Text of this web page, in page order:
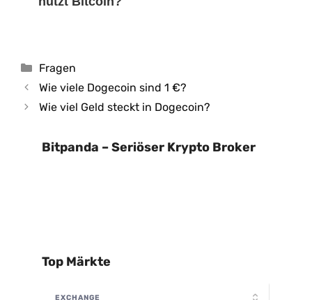
Kategorien
Fragen
Wie viele Dogecoin sind 1 €?
Wie viel Geld steckt in Dogecoin?
Bitpanda – Seriöser Krypto Broker
Top Märkte
EXCHANGE